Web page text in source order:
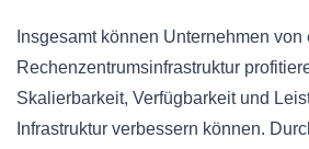
Insgesamt können Unternehmen
Rechenzentrumsinfrastruktur
Skalierbarkeit, Verfügbarkeit und
Infrastruktur verbessern können.